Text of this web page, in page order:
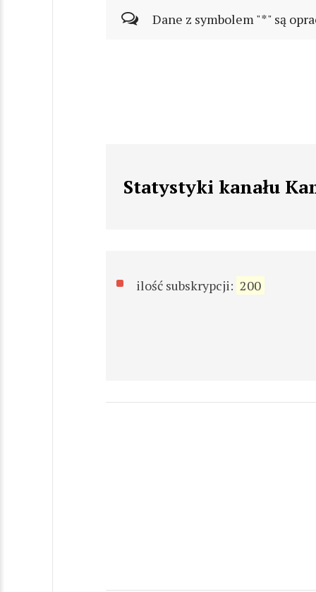
Dane z symbolem "*" są
Statystyki kanału
ilość subskrypcji: 200